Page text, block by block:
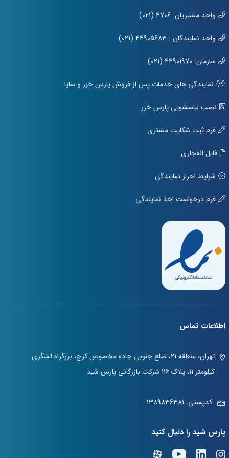
واحد مشتریان: 4706 (021)
واحد نمایندگان : 44905683 (021)
سازمان: 44901970 (021)
نمایندگی های خدمات پس از فروش پارس خزر و سایا
نصب لباسشویی پارس خزر
فرم ثبت شکایت مشتری
فایل انفجاری
شرایط احراز نمایندگی
فرم درخواست اخذ نمایندگی
اطلاعات تماس
تهران، منطقه 21، ضلع جنوبی جاده مخصوص کرج، بزرگراه لشگری
کیلومتر 11، پلاک 116 شرکت بازرگانی پارس شید
کدپستی: 1389836381
پارس شید را دنبال کنید